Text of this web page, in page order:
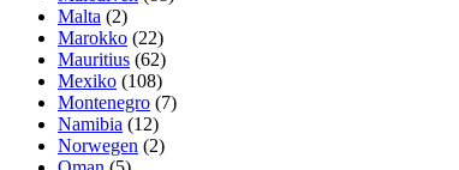
Malta (2)
Marokko (22)
Mauritius (62)
Mexiko (108)
Montenegro (7)
Namibia (12)
Norwegen (2)